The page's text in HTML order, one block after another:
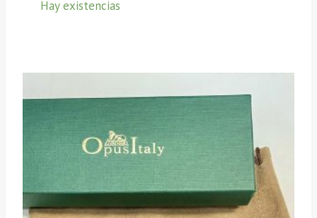
Hay existencias